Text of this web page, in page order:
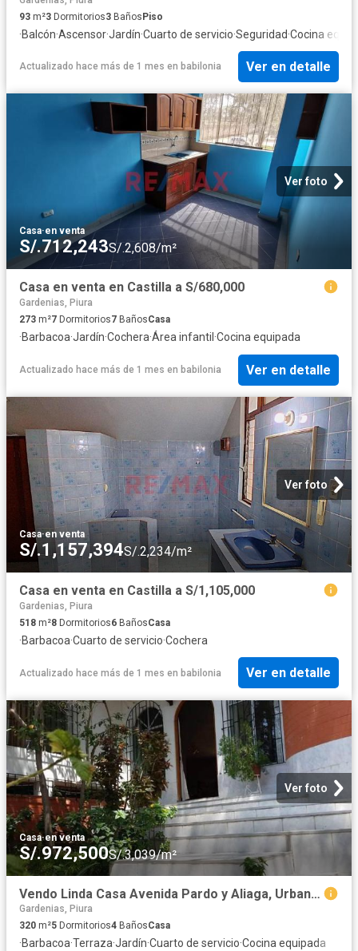
93 m²3 Dormitorios3 BañosPiso
·Balcón·Ascensor·Jardín·Cuarto de servicio·Seguridad·Cocina
Actualizado hace más de 1 mes en babilonia Ver en detalle
Ver foto
Casa·en venta
S/.712,243S/.2,608/m²
Casa en venta en Castilla a S/680,000
Gardenias, Piura
273 m²7 Dormitorios7 BañosCasa
·Barbacoa·Jardín·Cochera·Área infantil ·Cocina equipada
Actualizado hace más de 1 mes en babilonia Ver en detalle
Ver foto
Casa·en venta
S/.1,157,394S/.2,234/m²
Casa en venta en Castilla a S/1,105,000
Gardenias, Piura
518 m²8 Dormitorios6 BañosCasa
·Barbacoa·Cuarto de servicio·Cochera
Actualizado hace más de 1 mes en babilonia Ver en detalle
Ver foto
Casa·en venta
S/.972,500S/.3,039/m²
Vendo Linda Casa Avenida Pardo y Aliaga, Urbanización Miraflores, Piura
Gardenias, Piura
320 m²5 Dormitorios4 BañosCasa
·Barbacoa·Terraza·Jardín·Cuarto de servicio·Cocina equipada